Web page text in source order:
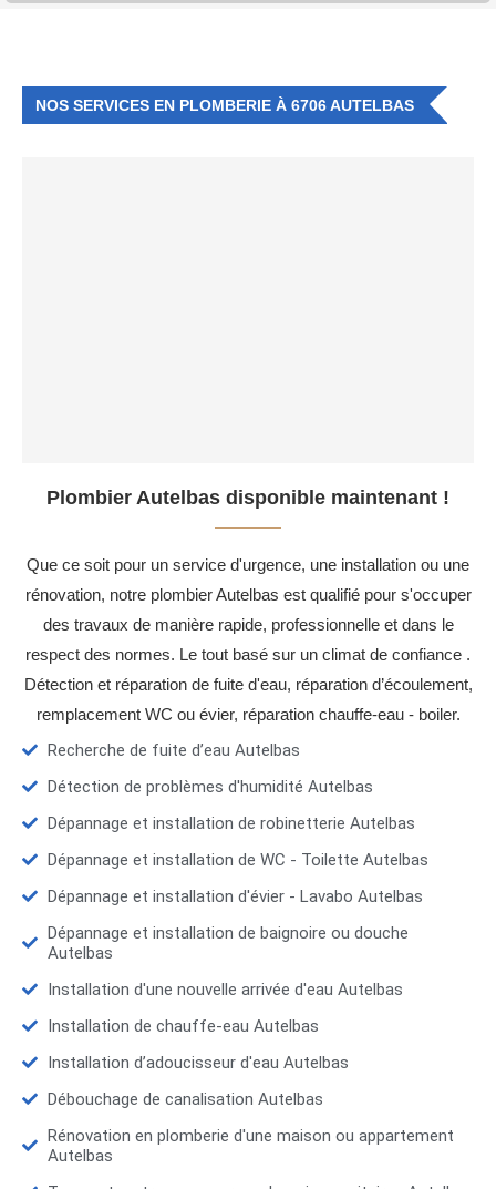
NOS SERVICES EN PLOMBERIE À 6706 AUTELBAS
Plombier Autelbas disponible maintenant !
Que ce soit pour un service d'urgence, une installation ou une
rénovation, notre plombier Autelbas est qualifié pour s'occuper
des travaux de manière rapide, professionnelle et dans le
respect des normes. Le tout basé sur un climat de confiance .
Détection et réparation de fuite d'eau, réparation d’écoulement,
remplacement WC ou évier, réparation chauffe-eau - boiler.
Recherche de fuite d’eau Autelbas
Détection de problèmes d'humidité Autelbas
Dépannage et installation de robinetterie Autelbas
Dépannage et installation de WC - Toilette Autelbas
Dépannage et installation d'évier - Lavabo Autelbas
Dépannage et installation de baignoire ou douche
Autelbas
Installation d'une nouvelle arrivée d'eau Autelbas
Installation de chauffe-eau Autelbas
Installation d’adoucisseur d'eau Autelbas
Débouchage de canalisation Autelbas
Rénovation en plomberie d'une maison ou appartement
Autelbas